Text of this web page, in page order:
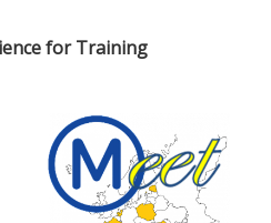
for Training